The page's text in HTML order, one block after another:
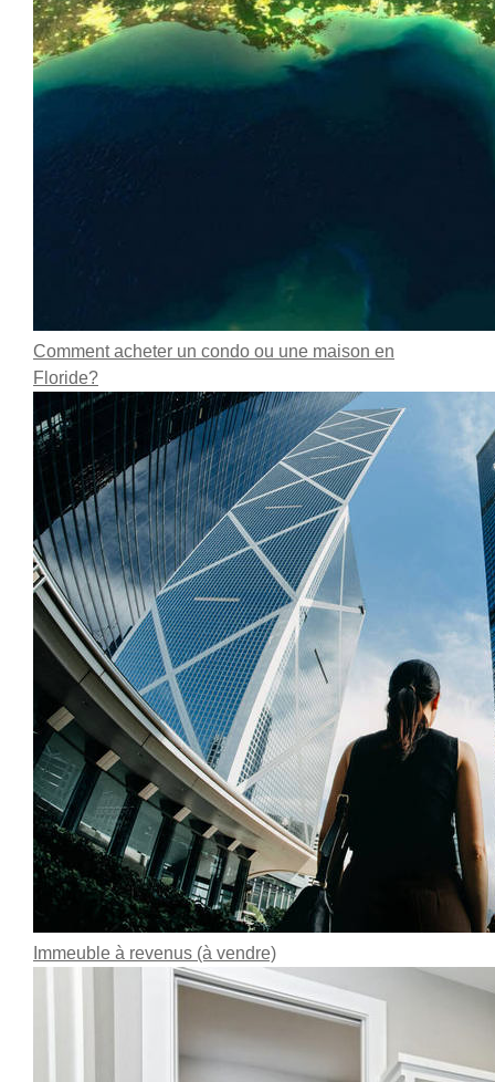
Comment acheter un condo ou une maison en
Floride?
Immeuble à revenus (à vendre)